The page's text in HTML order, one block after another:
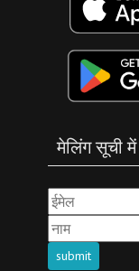
मेलिंग सूची में
submit